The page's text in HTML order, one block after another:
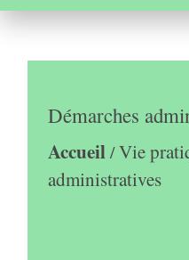
Démarches
Accueil/Vie
administratives